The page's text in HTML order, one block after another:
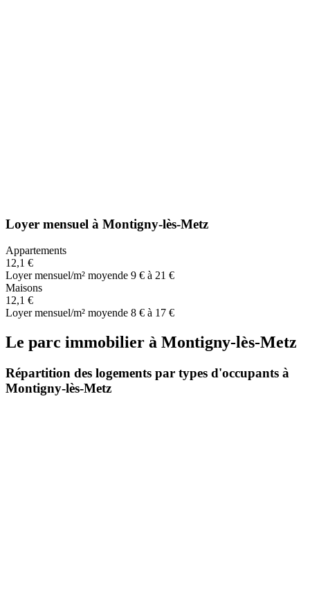
Loyer mensuel à Montigny-lès-Metz
Appartements
12,1 €
Loyer mensuel/m² moyende 9 € à 21 €
Maisons
12,1 €
Loyer mensuel/m² moyende 8 € à 17 €
Le parc immobilier à Montigny-lès-Metz
Répartition des logements par types d'occupants à
Montigny-lès-Metz